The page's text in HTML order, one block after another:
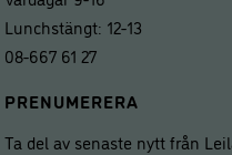
Lunchstängt: 12-13
08-667 61 27
PRENUMERERA
Ta del av senaste nytt från